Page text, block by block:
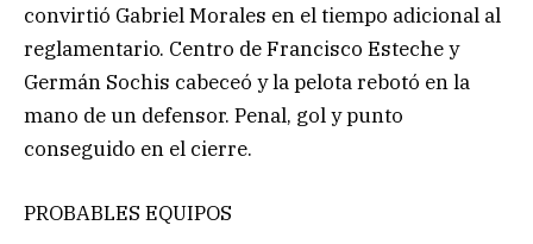
convirtió Gabriel Morales en el tiempo adicional al
reglamentario. Centro de Francisco Esteche y
Germán Sochis cabeceó y la pelota rebotó en la
mano de un defensor. Penal, gol y punto
conseguido en el cierre.
PROBABLES EQUIPOS